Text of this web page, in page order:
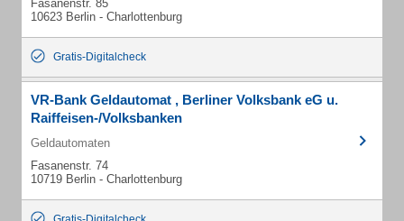
Fasanenstr. 85
10623 Berlin - Charlottenburg
Gratis-Digitalcheck
VR-Bank Geldautomat , Berliner Volksbank eG u.
Raiffeisen-/Volksbanken
Geldautomaten
Fasanenstr. 74
10719 Berlin - Charlottenburg